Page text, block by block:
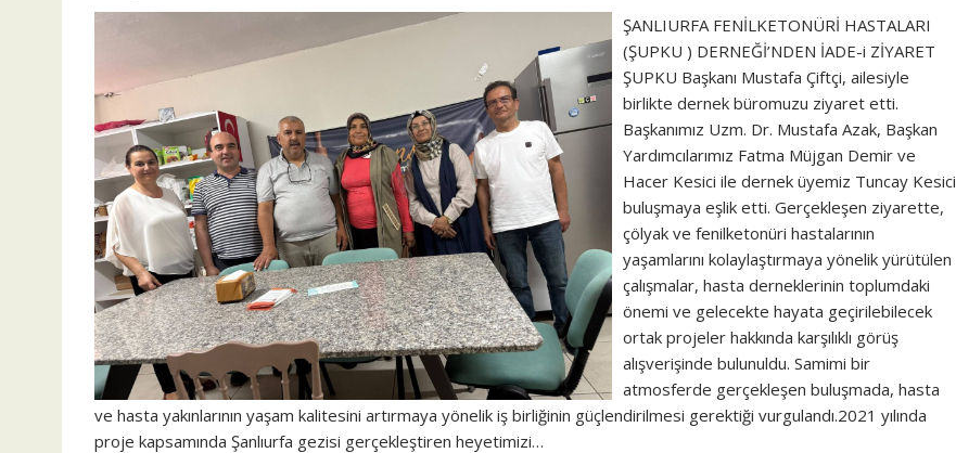
ŞANLIURFA FENİLKETONÜRİ HASTALARI
(ŞUPKU ) DERNEĞİ’NDEN İADE-i ZİYARET
ŞUPKU Başkanı Mustafa Çiftçi, ailesiyle
birlikte dernek büromuzu ziyaret etti.
Başkanımız Uzm. Dr. Mustafa Azak, Başkan
Yardımcılarımız Fatma Müjgan Demir ve
Hacer Kesici ile dernek üyemiz Tuncay Kesici
buluşmaya eşlik etti. Gerçekleşen ziyarette,
çölyak ve fenilketonüri hastalarının
yaşamlarını kolaylaştırmaya yönelik yürütülen
çalışmalar, hasta derneklerinin toplumdaki
önemi ve gelecekte hayata geçirilebilecek
ortak projeler hakkında karşılıklı görüş
alışverişinde bulunuldu. Samimi bir
atmosferde gerçekleşen buluşmada, hasta
ve hasta yakınlarının yaşam kalitesini artırmaya yönelik iş birliğinin güçlendirilmesi gerektiği vurgulandı.2021 yılında
proje kapsamında Şanlıurfa gezisi gerçekleştiren heyetimizi…